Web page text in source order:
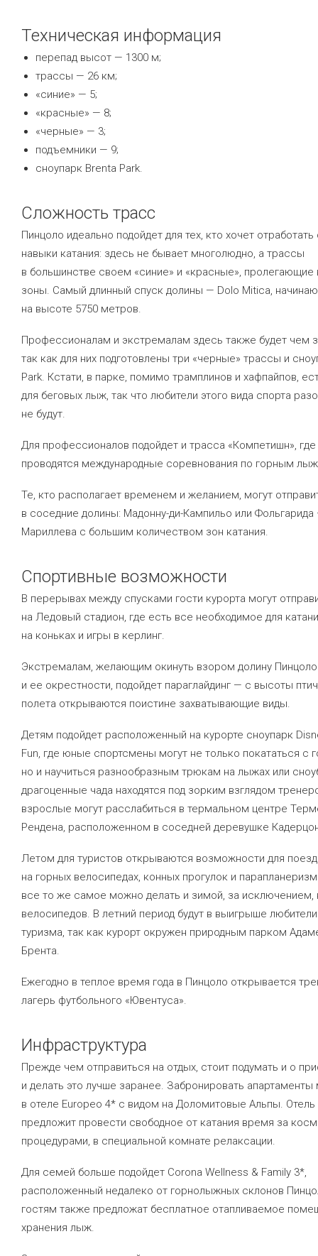
Техническая информация
перепад высот — 1300 м;
трассы — 26 км;
«синие» — 5;
«красные» — 8;
«черные» — 3;
подъемники — 9;
сноупарк Brenta Park.
Сложность трасс
Пинцоло идеально подойдет для тех, кто хочет отработать
навыки катания: здесь не бывает многолюдно, а трассы
в большинстве своем «синие» и «красные», пролегающие
зоны. Самый длинный спуск долины — Dolo Mitica,
на высоте 5750 метров.
Профессионалам и экстремалам здесь также будет чем
так как для них подготовлены три «черные» трассы и
Park. Кстати, в парке, помимо трамплинов и хафпайпов,
для беговых лыж, так что любители этого вида спорта
не будут.
Для профессионалов подойдет и трасса «Компетишн»,
проводятся международные соревнования по горным
Те, кто располагает временем и желанием, могут
в соседние долины: Мадонну-ди-Кампильо или
Мариллева с большим количеством зон катания.
Спортивные возможности
В перерывах между спусками гости курорта могут
на Ледовый стадион, где есть все необходимое для
на коньках и игры в керлинг.
Экстремалам, желающим окинуть взором долину Пинцоло
и ее окрестности, подойдет параглайдинг — с высоты
полета открываются поистине захватывающие виды.
Детям подойдет расположенный на курорте сноупарк
Fun, где юные спортсмены могут не только покататься с
но и научиться разнообразным трюкам на лыжах или
драгоценные чада находятся под зорким взглядом
взрослые могут расслабиться в термальном центре
Рендена, расположенном в соседней деревушке
Летом для туристов открываются возможности для
на горных велосипедах, конных прогулок и
все то же самое можно делать и зимой, за исключением,
велосипедов. В летний период будут в выигрыше
туризма, так как курорт окружен природным парком
Брента.
Ежегодно в теплое время года в Пинцоло открывается
лагерь футбольного «Ювентуса».
Инфраструктура
Прежде чем отправиться на отдых, стоит подумать и о
и делать это лучше заранее. Забронировать
в отеле Europeo 4* с видом на Доломитовые Альпы. Отель
предложит провести свободное от катания время за
процедурами, в специальной комнате релаксации.
Для семей больше подойдет Corona Wellness & Family 3*,
расположенный недалеко от горнолыжных склонов
гостям также предложат бесплатное отапливаемое
хранения лыж.